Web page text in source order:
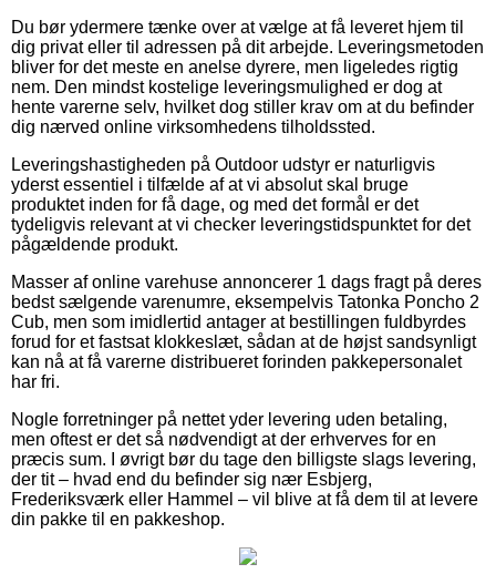
Du bør ydermere tænke over at vælge at få leveret hjem til
dig privat eller til adressen på dit arbejde. Leveringsmetoden
bliver for det meste en anelse dyrere, men ligeledes rigtig
nem. Den mindst kostelige leveringsmulighed er dog at
hente varerne selv, hvilket dog stiller krav om at du befinder
dig nærved online virksomhedens tilholdssted.
Leveringshastigheden på Outdoor udstyr er naturligvis
yderst essentiel i tilfælde af at vi absolut skal bruge
produktet inden for få dage, og med det formål er det
tydeligvis relevant at vi checker leveringstidspunktet for det
pågældende produkt.
Masser af online varehuse annoncerer 1 dags fragt på deres
bedst sælgende varenumre, eksempelvis Tatonka Poncho 2
Cub, men som imidlertid antager at bestillingen fuldbyrdes
forud for et fastsat klokkeslæt, sådan at de højst sandsynligt
kan nå at få varerne distribueret forinden pakkepersonalet
har fri.
Nogle forretninger på nettet yder levering uden betaling,
men oftest er det så nødvendigt at der erhverves for en
præcis sum. I øvrigt bør du tage den billigste slags levering,
der tit – hvad end du befinder sig nær Esbjerg,
Frederiksværk eller Hammel – vil blive at få dem til at levere
din pakke til en pakkeshop.